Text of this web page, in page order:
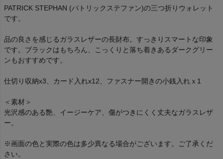
PATRICK STEPHAN (パトリックステファン)の三つ折りウォレット
です。
品の良さを感じるガラスレザーの長財布。すっきりスマートな印象
です。ブラックはもちろん、こっくりと落ち着きあるダークグリー
ンもおすすめです。
仕切り収納x3、カード入れx12、ファスナー開きの小銭入れｘ1
＜素材＞
光沢感のある艶、イージーケア、傷がつきにくく丈夫なガラスレザ
ー。
※画面の色と実際の色は多少異なる場合がございます。ご了承くだ
さい。